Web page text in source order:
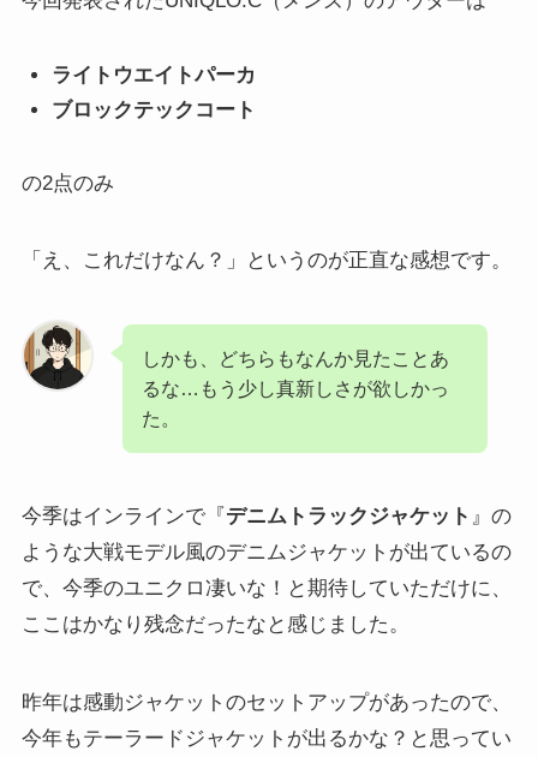
ライトウエイトパーカ
ブロックテックコート
の2点のみ
「え、これだけなん？」というのが正直な感想です。
しかも、どちらもなんか見たことあ
るな…もう少し真新しさが欲しかっ
た。
今季はインラインで『 デニムトラックジャケット 』の
ような大戦モデル風のデニムジャケットが出ているの
で、今季のユニクロ凄いな！と期待していただけに、
ここはかなり残念だったなと感じました。
昨年は感動ジャケットのセットアップがあったので、
今年もテーラードジャケットが出るかな？と思ってい